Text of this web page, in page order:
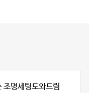
조명세팅도와드림